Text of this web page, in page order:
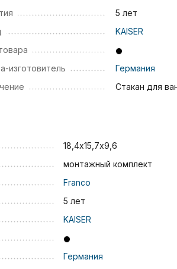
5 лет
KAISER
изготовитель
Германия
Стакан для
18,4х15,7х9,6
монтажный комплект
Franco
5 лет
KAISER
Германия